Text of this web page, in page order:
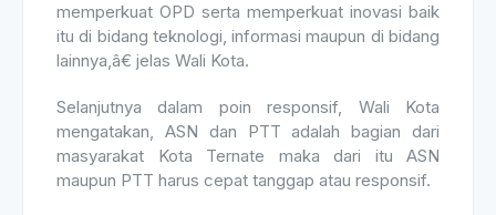
memperkuat OPD serta memperkuat inovasi baik
itu di bidang teknologi, informasi maupun di bidang
lainnya,â€ jelas Wali Kota.
Selanjutnya dalam poin responsif, Wali Kota
mengatakan, ASN dan PTT adalah bagian dari
masyarakat Kota Ternate maka dari itu ASN
maupun PTT harus cepat tanggap atau responsif.